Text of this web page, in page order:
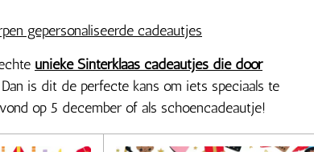
gepersonaliseerde cadeautjes
unieke Sinterklaas cadeautjes die door
is dit de perfecte kans om iets speciaals te
op 5 december of als schoencadeautje!